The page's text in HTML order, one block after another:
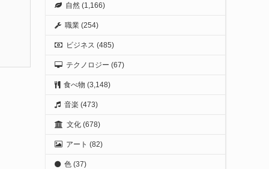
自然 (1,166)
職業 (254)
ビジネス (485)
テクノロジー (67)
食べ物 (3,148)
音楽 (473)
文化 (678)
アート (82)
色 (37)